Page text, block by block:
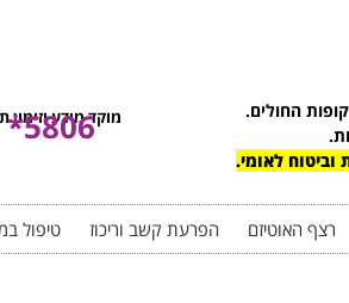
החולים.
לאומי.
מוקד מידע וזימון
5806*
רצף האוטיזם הפרעת קשב וריכוז טיפול